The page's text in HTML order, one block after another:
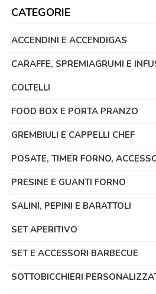
CATEGORIE
ACCENDINI E ACCENDIGAS
CARAFFE, SPREMIAGRUMI E
COLTELLI
FOOD BOX E PORTA PRANZO
GREMBIULI E CAPPELLI CHEF
POSATE, TIMER FORNO,
PRESINE E GUANTI FORNO
SALINI, PEPINI E BARATTOLI
SET APERITIVO
SET E ACCESSORI BARBECUE
SOTTOBICCHIERI